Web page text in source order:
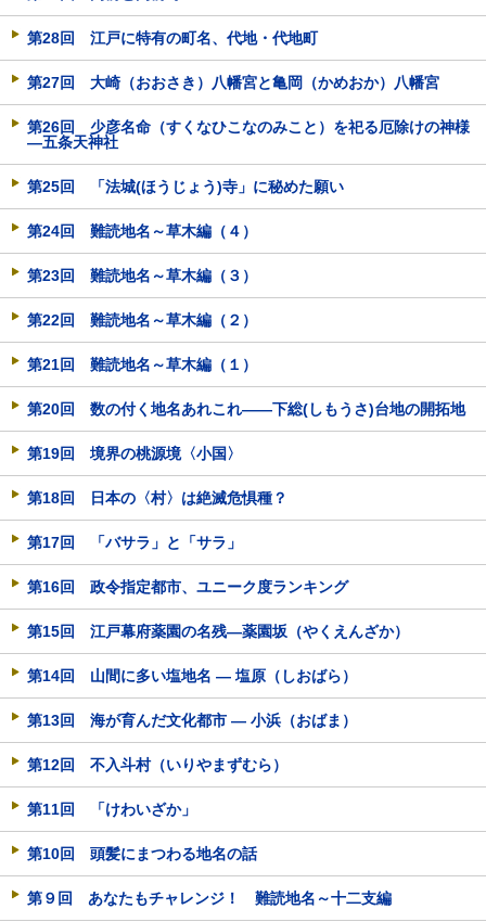
第28回 江戸に特有の町名、代地・代地町
第27回 大崎（おおさき）八幡宮と亀岡（かめおか）八幡宮
第26回 少彦名命（すくなひこなのみこと）を祀る厄除けの神様
―五条天神社
第25回 「法城(ほうじょう)寺」に秘めた願い
第24回 難読地名～草木編（４）
第23回 難読地名～草木編（３）
第22回 難読地名～草木編（２）
第21回 難読地名～草木編（１）
第20回 数の付く地名あれこれ――下総(しもうさ)台地の開拓地
第19回 境界の桃源境〈小国〉
第18回 日本の〈村〉は絶滅危惧種？
第17回 「バサラ」と「サラ」
第16回 政令指定都市、ユニーク度ランキング
第15回 江戸幕府薬園の名残―薬園坂（やくえんざか）
第14回 山間に多い塩地名 ― 塩原（しおばら）
第13回 海が育んだ文化都市 ― 小浜（おばま）
第12回 不入斗村（いりやまずむら）
第11回 「けわいざか」
第10回 頭髪にまつわる地名の話
第９回 あなたもチャレンジ！ 難読地名～十二支編